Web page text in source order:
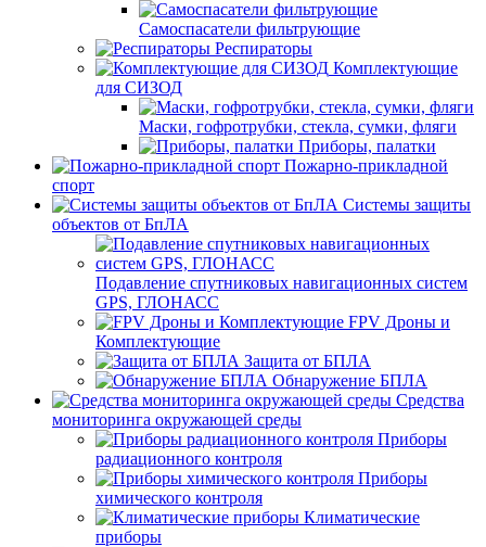
Самоспасатели фильтрующие
Респираторы
Комплектующие
для СИЗОД
Маски, гофротрубки, стекла, сумки, фляги
Приборы, палатки
Пожарно-прикладной
спорт
Системы защиты
объектов от БпЛА
Подавление спутниковых навигационных систем
GPS, ГЛОНАСС
FPV Дроны и
Комплектующие
Защита от БПЛА
Обнаружение БПЛА
Средства
мониторинга окружающей среды
Приборы
радиационного контроля
Приборы
химического контроля
Климатические
приборы